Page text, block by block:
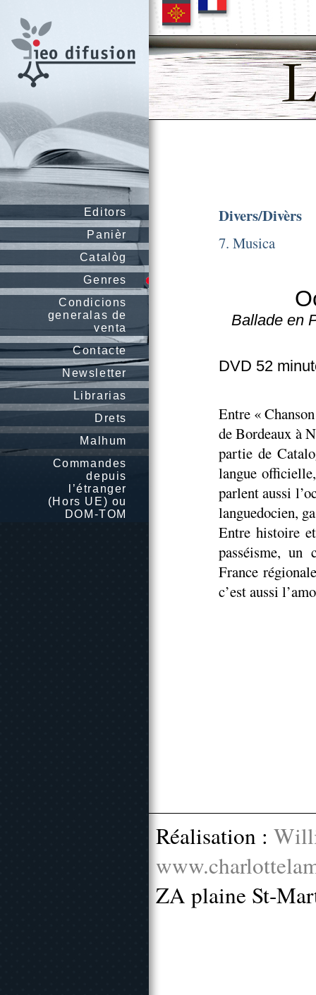
Editors
Panièr
Catalòg
Genres
Condicions
generalas de
venta
Contacte
Newsletter
Librarias
Drets
Malhum
Commandes
depuis
l’étranger
(Hors UE) ou
DOM-TOM
Divers/Divèrs
7. Musica
Ballade en
DVD 52
Entre «
de Bordeaux à
partie de
langue
parlent aussi
languedocien,
Entre histoire
passéisme,
France
c’est aussi
Réalisation :
ZA plaine St-